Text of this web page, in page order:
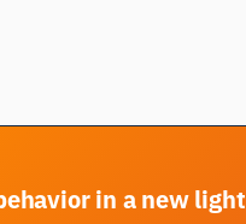
in a new light